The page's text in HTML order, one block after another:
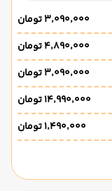
۳٬۰۹۰٬۰۰۰ تومان
۴٬۸۹۰٬۰۰۰ تومان
۳٬۰۹۰٬۰۰۰ تومان
۱۴٬۹۹۰٬۰۰۰ تومان
۱٬۴۹۰٬۰۰۰ تومان